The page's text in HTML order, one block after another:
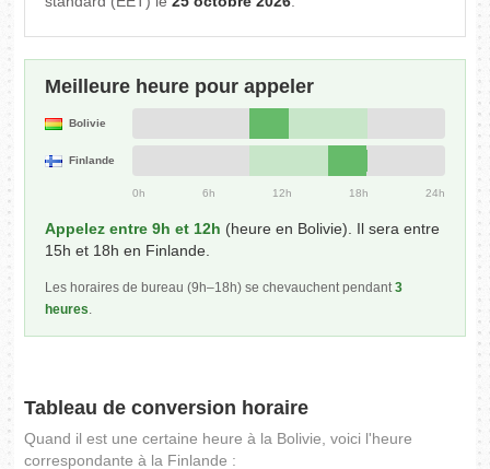
Meilleure heure pour appeler
Bolivie
Finlande
0h 6h 12h 18h 24h
Appelez entre 9h et 12h (heure en Bolivie). Il sera entre
15h et 18h en Finlande.
Les horaires de bureau (9h–18h) se chevauchent pendant3
heures.
Tableau de conversion horaire
Quand il est une certaine heure à la Bolivie, voici l'heure
correspondante à la Finlande :